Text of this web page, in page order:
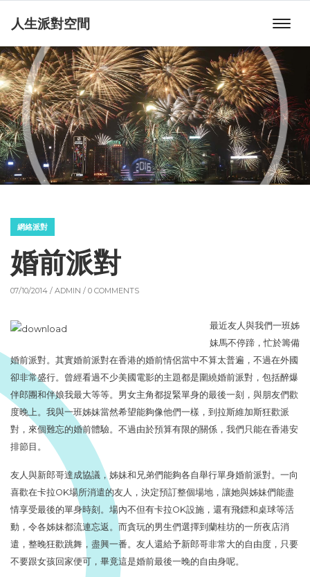
人生派對空間
網絡派對
婚前派對
07/10/2014 / ADMIN / 0 COMMENTS
最近友人與我們一班姊
妹馬不停蹄，忙於籌備
婚前派對。其實婚前派對在香港的婚前情侶當中不算太普遍，不過在外國
卻非常盛行。曾經看過不少美國電影的主題都是圍繞婚前派對，包括醉爆
伴郎團和伴娘我最大等等。男女主角都捉緊單身的最後一刻，與朋友們歡
度晚上。我與一班姊妹當然希望能夠像他們一樣，到拉斯維加斯狂歡派
對，來個難忘的婚前體驗。不過由於預算有限的關係，我們只能在香港安
排節目。
友人與新郎哥達成協議，姊妹和兄弟們能夠各自舉行單身婚前派對。一向
喜歡在卡拉OK場所消遣的友人，決定預訂整個場地，讓她與姊妹們能盡
情享受最後的單身時刻。場內不但有卡拉OK設施，還有飛鏢和桌球等活
動，令各姊妹都流連忘返。而貪玩的男生們選擇到蘭桂坊的一所夜店消
遣，整晚狂歡跳舞，盡興一番。友人還給予新郎哥非常大的自由度，只要
不要跟女孩回家便可，畢竟這是婚前最後一晚的自由身呢。